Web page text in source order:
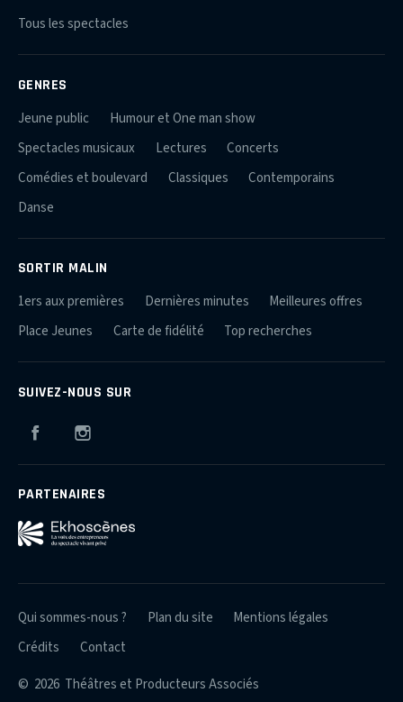
Tous les spectacles
GENRES
Jeune public
Humour et One man show
Spectacles musicaux
Lectures
Concerts
Comédies et boulevard
Classiques
Contemporains
Danse
SORTIR MALIN
1ers aux premières Dernières minutes
Meilleures offres
Place Jeunes
Carte de fidélité Top recherches
SUIVEZ-NOUS SUR
Facebook
PARTENAIRES
© 2026 Théâtres et Producteurs Associés
Qui sommes-nous ? Plan du site
Mentions légales
Crédits
Contact